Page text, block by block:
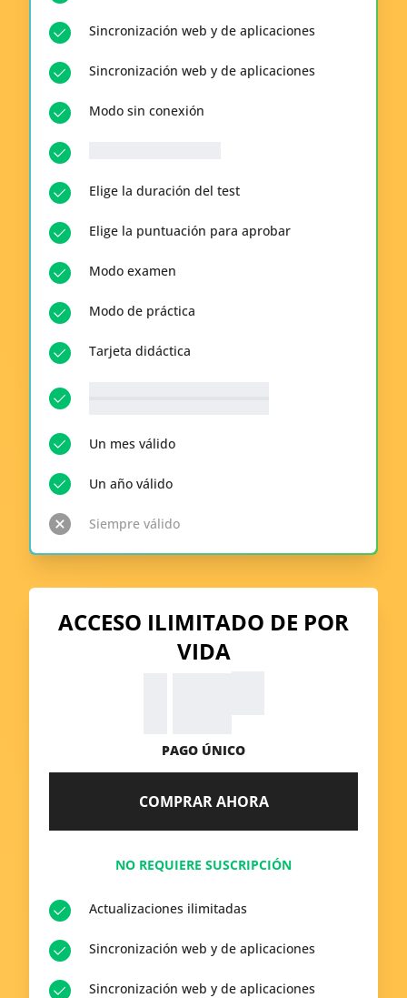
Sincronización web y de aplicaciones
Sincronización web y de aplicaciones
Modo sin conexión
Elige la duración del test
Elige la puntuación para aprobar
Modo examen
Modo de práctica
Tarjeta didáctica
Un mes válido
Un año válido
Siempre válido
ACCESO ILIMITADO DE POR
VIDA
PAGO ÚNICO
COMPRAR AHORA
NO REQUIERE SUSCRIPCIÓN
Actualizaciones ilimitadas
Sincronización web y de aplicaciones
Sincronización web y de aplicaciones